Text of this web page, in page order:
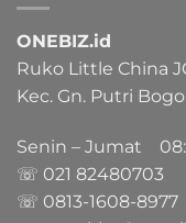
ONEBIZ.id
Ruko Little China
Kec. Gn. Putri
Senin – Jumat
☏ 021 82480703
☏ 0813-1608-8977